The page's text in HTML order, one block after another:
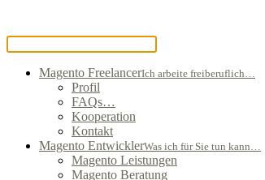
Magento FreelancerIch arbeite freiberuflich…
Profil
FAQs…
Kooperation
Kontakt
Magento EntwicklerWas ich für Sie tun kann…
Magento Leistungen
Magento Beratung